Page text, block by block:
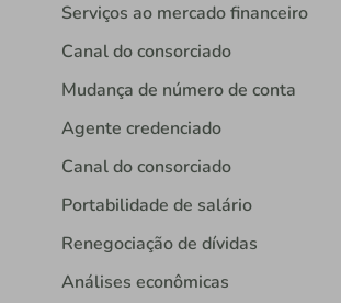
Serviços ao mercado financeiro
Canal do consorciado
Mudança de número de conta
Agente credenciado
Canal do consorciado
Portabilidade de salário
Renegociação de dívidas
Análises econômicas